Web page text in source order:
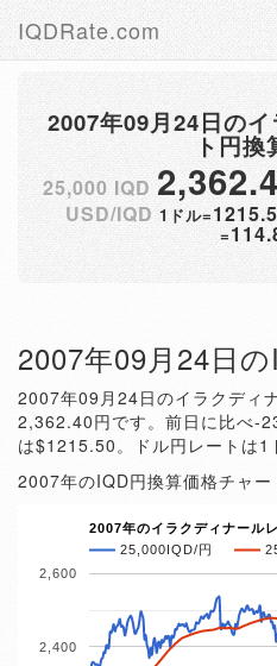
IQDRate.com
2007年09月24日の
ト円換
25,000 IQD
USD/IQD 1ドル=
=
2007年09月24日
2007年09月24日のイラクディ
2,362.40円です。前日に比べ-
は$1215.50。ドル円レートは1
2007年のIQD円換算価格チャー
2007年のイラクディナール
25,000IQD/円
2,400
2,600